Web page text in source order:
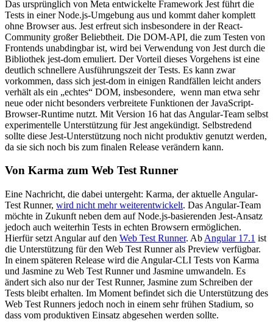
Das ursprünglich von Meta entwickelte Framework Jest führt die
Tests in einer Node.js-Umgebung aus und kommt daher komplett
ohne Browser aus. Jest erfreut sich insbesondere in der React-
Community großer Beliebtheit. Die DOM-API, die zum Testen von
Frontends unabdingbar ist, wird bei Verwendung von Jest durch die
Bibliothek jest-dom emuliert. Der Vorteil dieses Vorgehens ist eine
deutlich schnellere Ausführungszeit der Tests. Es kann zwar
vorkommen, dass sich jest-dom in einigen Randfällen leicht anders
verhält als ein „echtes“ DOM, insbesondere, wenn man etwa sehr
neue oder nicht besonders verbreitete Funktionen der JavaScript-
Browser-Runtime nutzt. Mit Version 16 hat das Angular-Team selbst
experimentelle Unterstützung für Jest angekündigt. Selbstredend
sollte diese Jest-Unterstützung noch nicht produktiv genutzt werden,
da sie sich noch bis zum finalen Release verändern kann.
Von Karma zum Web Test Runner
Eine Nachricht, die dabei untergeht: Karma, der aktuelle Angular-
Test Runner, wird nicht mehr weiterentwickelt. Das Angular-Team
möchte in Zukunft neben dem auf Node.js-basierenden Jest-Ansatz
jedoch auch weiterhin Tests in echten Browsern ermöglichen.
Hierfür setzt Angular auf den Web Test Runner. Ab Angular 17.1 ist
die Unterstützung für den Web Test Runner als Preview verfügbar.
In einem späteren Release wird die Angular-CLI Tests von Karma
und Jasmine zu Web Test Runner und Jasmine umwandeln. Es
ändert sich also nur der Test Runner, Jasmine zum Schreiben der
Tests bleibt erhalten. Im Moment befindet sich die Unterstützung des
Web Test Runners jedoch noch in einem sehr frühen Stadium, so
dass vom produktiven Einsatz abgesehen werden sollte.